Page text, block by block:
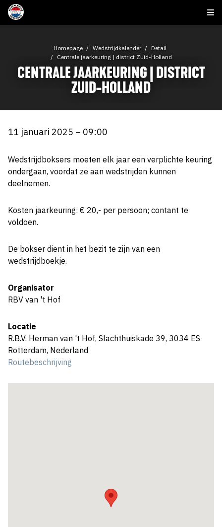
Homepage Wedstrijdkalender
Detail
Centrale jaarkeuring | district Zuid-Holland
CENTRALE JAARKEURING | DISTRICT
ZUID-HOLLAND
11 januari 2025 – 09:00
Wedstrijdboksers moeten elk jaar een verplichte keuring
ondergaan, voordat ze aan wedstrijden kunnen
deelnemen.
Kosten jaarkeuring: € 20,- per persoon; contant te
voldoen.
De bokser dient in het bezit te zijn van een
wedstrijdboekje.
Organisator
RBV van 't Hof
Locatie
R.B.V. Herman van 't Hof, Slachthuiskade 39, 3034 ES
Rotterdam, Nederland
Routebeschrijving